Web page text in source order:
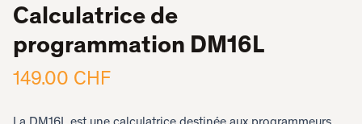
Calculatrice de
programmation DM16L
149.00 CHF